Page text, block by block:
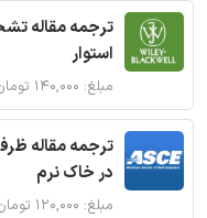
ترجمه مقاله
استوار
مبلغ: ۱۴۰,۰۰۰ تومان
ترجمه مقاله
در خاک نرم
مبلغ: ۱۲۰,۰۰۰ تومان